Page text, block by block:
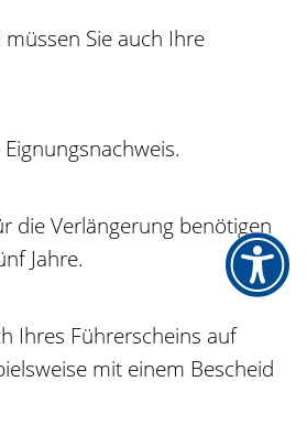
Sie auch Ihre
snachweis.
die Verlängerung benötigen
Jahre.
Ihres Führerscheins auf
mit einem Bescheid